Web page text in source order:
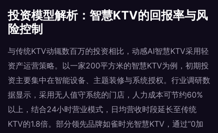
投资模型解析：智慧KTV的回报率与风
险控制
与传统KTV动辄数百万的投资相比，动感AI智慧KTV采用轻
资产运营策略。以一家200平方米的智慧KTV为例，初期投
资主要集中在智能设备、主题装修与系统授权。行业调研数
据显示，采用无人值守系统的门店，人力成本可节约60%
以上，结合24小时营业模式，日均营收时段延长至传统
KTV的1.8倍。部分领先品牌如雀时光智慧KTV，通过“0加